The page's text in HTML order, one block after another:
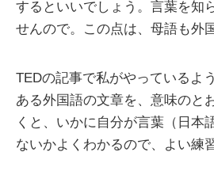
するといいでしょう。言葉を知
せんので。この点は、母語も外
TEDの記事で私がやっているよ
ある外国語の文章を、意味のと
くと、いかに自分が言葉（日本
ないかよくわかるので、よい練